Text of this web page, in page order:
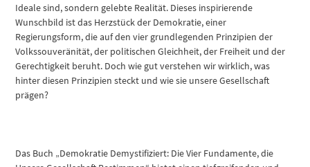
Ideale sind, sondern gelebte Realität. Dieses inspirierende
Wunschbild ist das Herzstück der Demokratie, einer
Regierungsform, die auf den vier grundlegenden Prinzipien der
Volkssouveränität, der politischen Gleichheit, der Freiheit und der
Gerechtigkeit beruht. Doch wie gut verstehen wir wirklich, was
hinter diesen Prinzipien steckt und wie sie unsere Gesellschaft
prägen?
Das Buch „Demokratie Demystifiziert: Die Vier Fundamente, die